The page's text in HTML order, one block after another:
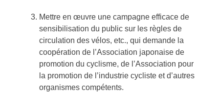
Mettre en œuvre une campagne efficace de
sensibilisation du public sur les règles de
circulation des vélos, etc., qui demande la
coopération de l’Association japonaise de
promotion du cyclisme, de l’Association pour
la promotion de l’industrie cycliste et d’autres
organismes compétents.